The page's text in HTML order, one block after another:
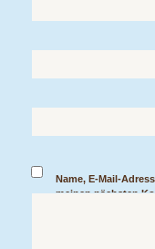
Name, E-Mail-
meinen nächsten